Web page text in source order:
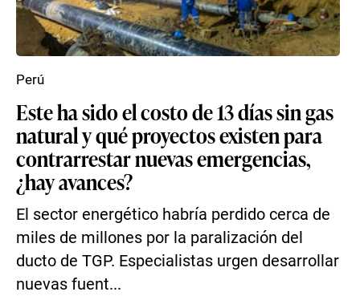
Este ha sido el costo de 13 días sin gas
natural y qué proyectos existen para
contrarrestar nuevas emergencias,
¿hay avances?
El sector energético habría perdido cerca de
miles de millones por la paralización del
ducto de TGP. Especialistas urgen desarrollar
nuevas fuent...
Perú